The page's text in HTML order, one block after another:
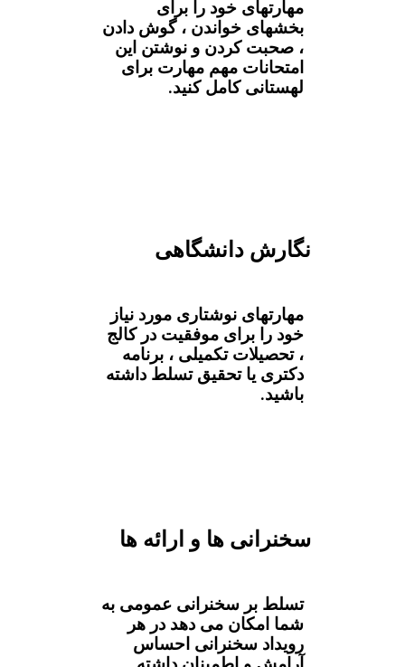
مهارتهای خود را برای
بخشهای خواندن ، گوش دادن
، صحبت کردن و نوشتن این
امتحانات مهم مهارت برای
لهستانی کامل کنید.
نگارش دانشگاهی
مهارتهای نوشتاری مورد نیاز
خود را برای موفقیت در کالج
، تحصیلات تکمیلی ، برنامه
دکتری یا تحقیق تسلط داشته
باشید.
سخنرانی ها و ارائه ها
تسلط بر سخنرانی عمومی به
شما امکان می دهد در هر
رویداد سخنرانی احساس